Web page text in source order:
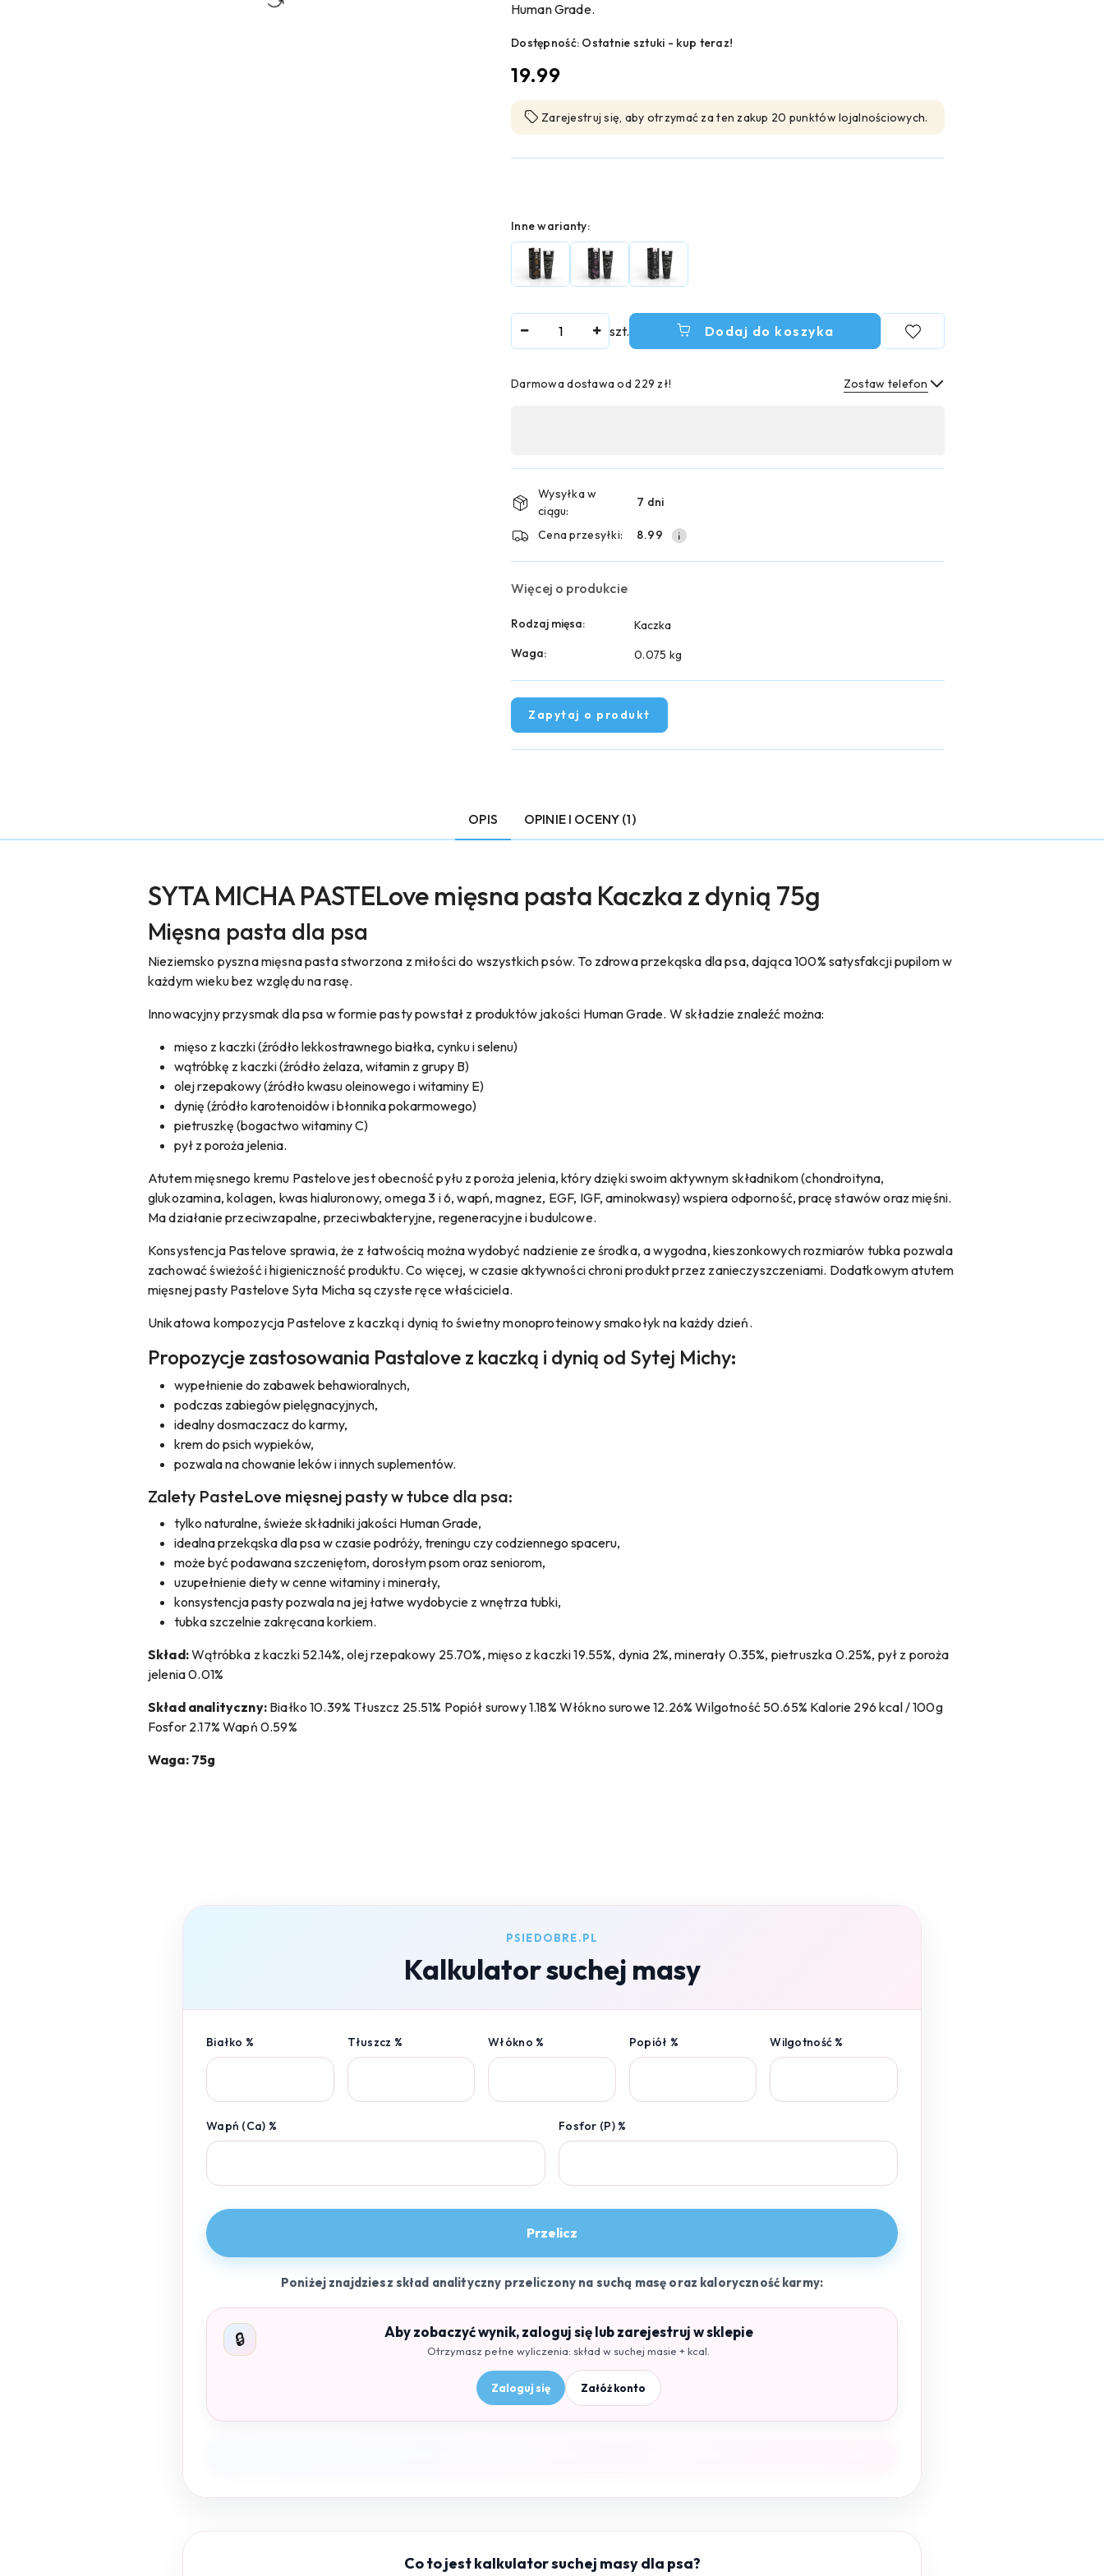
Human Grade.
Dostępność: Ostatnie sztuki - kup teraz!
cena:
19.99
Zarejestruj się, aby otrzymać za ten zakup 20 punktów lojalnościowych.
Wariant
Inne warianty:
szt. Dodaj do koszyka
Darmowa dostawa od 229 zł! Zostaw telefon
płatność
i
dostawa
Wysyłka w
ciągu:
7 dni
Cena przesyłki: 8.99
Więcej o produkcie
Rodzaj mięsa:
Kaczka
Waga:
0.075 kg
Zapytaj o produkt
OPIS OPINIE I OCENY (1)
SYTA MICHA PASTELove mięsna pasta Kaczka z dynią 75g
Mięsna pasta dla psa
Nieziemsko pyszna mięsna pasta stworzona z miłości do wszystkich psów. To zdrowa przekąska dla psa, dająca 100% satysfakcji pupilom w
każdym wieku bez względu na rasę.
Innowacyjny przysmak dla psa w formie pasty powstał z produktów jakości Human Grade. W składzie znaleźć można:
mięso z kaczki (źródło lekkostrawnego białka, cynku i selenu)
wątróbkę z kaczki (źródło żelaza, witamin z grupy B)
olej rzepakowy (źródło kwasu oleinowego i witaminy E)
dynię (źródło karotenoidów i błonnika pokarmowego)
pietruszkę (bogactwo witaminy C)
pył z poroża jelenia.
Atutem mięsnego kremu Pastelove jest obecność pyłu z poroża jelenia, który dzięki swoim aktywnym składnikom (chondroityna,
glukozamina, kolagen, kwas hialuronowy, omega 3 i 6, wapń, magnez, EGF, IGF, aminokwasy) wspiera odporność, pracę stawów oraz mięśni.
Ma działanie przeciwzapalne, przeciwbakteryjne, regeneracyjne i budulcowe.
Konsystencja Pastelove sprawia, że z łatwością można wydobyć nadzienie ze środka, a wygodna, kieszonkowych rozmiarów tubka pozwala
zachować świeżość i higieniczność produktu. Co więcej, w czasie aktywności chroni produkt przez zanieczyszczeniami. Dodatkowym atutem
mięsnej pasty Pastelove Syta Micha są czyste ręce właściciela.
Unikatowa kompozycja Pastelove z kaczką i dynią to świetny monoproteinowy smakołyk na każdy dzień.
Propozycje zastosowania Pastalove z kaczką i dynią od Sytej Michy:
wypełnienie do zabawek behawioralnych,
podczas zabiegów pielęgnacyjnych,
idealny dosmaczacz do karmy,
krem do psich wypieków,
pozwala na chowanie leków i innych suplementów.
Zalety PasteLove mięsnej pasty w tubce dla psa:
tylko naturalne, świeże składniki jakości Human Grade,
idealna przekąska dla psa w czasie podróży, treningu czy codziennego spaceru,
może być podawana szczeniętom, dorosłym psom oraz seniorom,
uzupełnienie diety w cenne witaminy i minerały,
konsystencja pasty pozwala na jej łatwe wydobycie z wnętrza tubki,
tubka szczelnie zakręcana korkiem.
Skład:Wątróbka z kaczki 52.14%, olej rzepakowy 25.70%, mięso z kaczki 19.55%, dynia 2%, minerały 0.35%, pietruszka 0.25%, pył z poroża
jelenia 0.01%
Skład analityczny:Białko 10.39% Tłuszcz 25.51% Popiół surowy 1.18% Włókno surowe 12.26% Wilgotność 50.65% Kalorie 296 kcal / 100g
Fosfor 2.17% Wapń 0.59%
Waga: 75g
PSIEDOBRE.PL
Kalkulator suchej masy
Białko % Tłuszcz % Włókno % Popiół % Wilgotność %
Wapń (Ca) % Fosfor (P) %
Przelicz
Poniżej znajdziesz skład analityczny przeliczony na suchą masę oraz kaloryczność karmy:
🔒 Aby zobaczyć wynik, zaloguj się lub zarejestruj w sklepie
Otrzymasz pełne wyliczenia: skład w suchej masie + kcal.
Zaloguj się Załóż konto
Co to jest kalkulator suchej masy dla psa?